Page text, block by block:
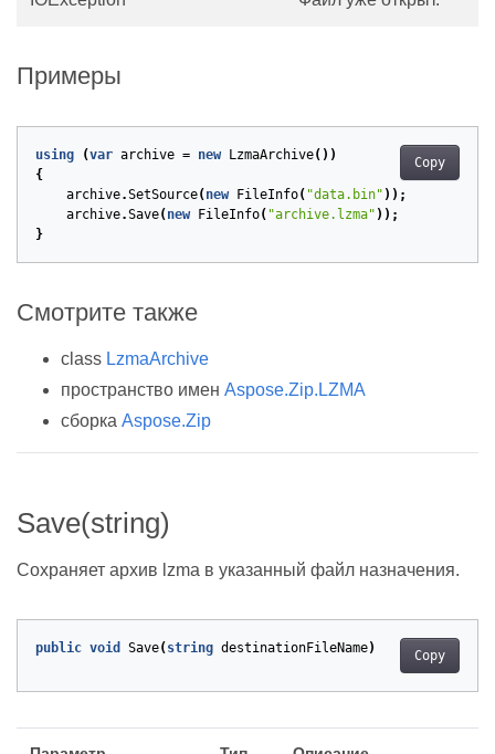
Примеры
Copy
using (var archive = new LzmaArchive())
{
archive.SetSource( new FileInfo( "data.bin" ));
archive.Save( new FileInfo( "archive.lzma" ));
}
Смотрите также
class LzmaArchive
пространство имен Aspose.Zip.LZMA
сборка Aspose.Zip
Save(string)
Сохраняет архив lzma в указанный файл назначения.
Copy
public void Save(string destinationFileName)